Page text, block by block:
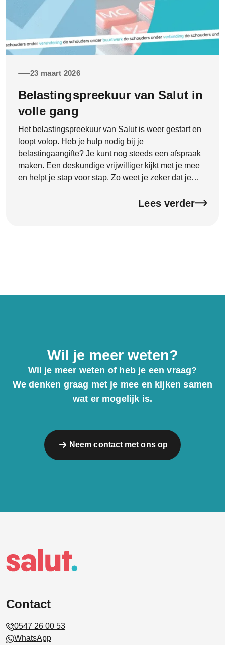
23 maart 2026
Belastingspreekuur van Salut in
volle gang
Het belastingspreekuur van Salut is weer gestart en
loopt volop. Heb je hulp nodig bij je
belastingaangifte? Je kunt nog steeds een afspraak
maken. Een deskundige vrijwilliger kijkt met je mee
en helpt je stap voor stap. Zo weet je zeker dat je
Lees verder
Wil je meer weten?
Wil je meer weten of heb je een vraag?
We denken graag met je mee en kijken samen
wat er mogelijk is.
Neem contact met ons op
Contact
0547 26 00 53
WhatsApp